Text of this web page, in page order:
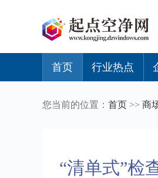
首页 行业热点
您当前的位置： 首页 >> 商
“清单式”检